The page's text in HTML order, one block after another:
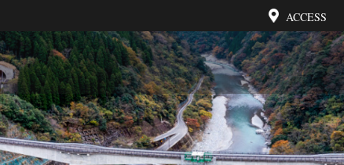
ACCESS